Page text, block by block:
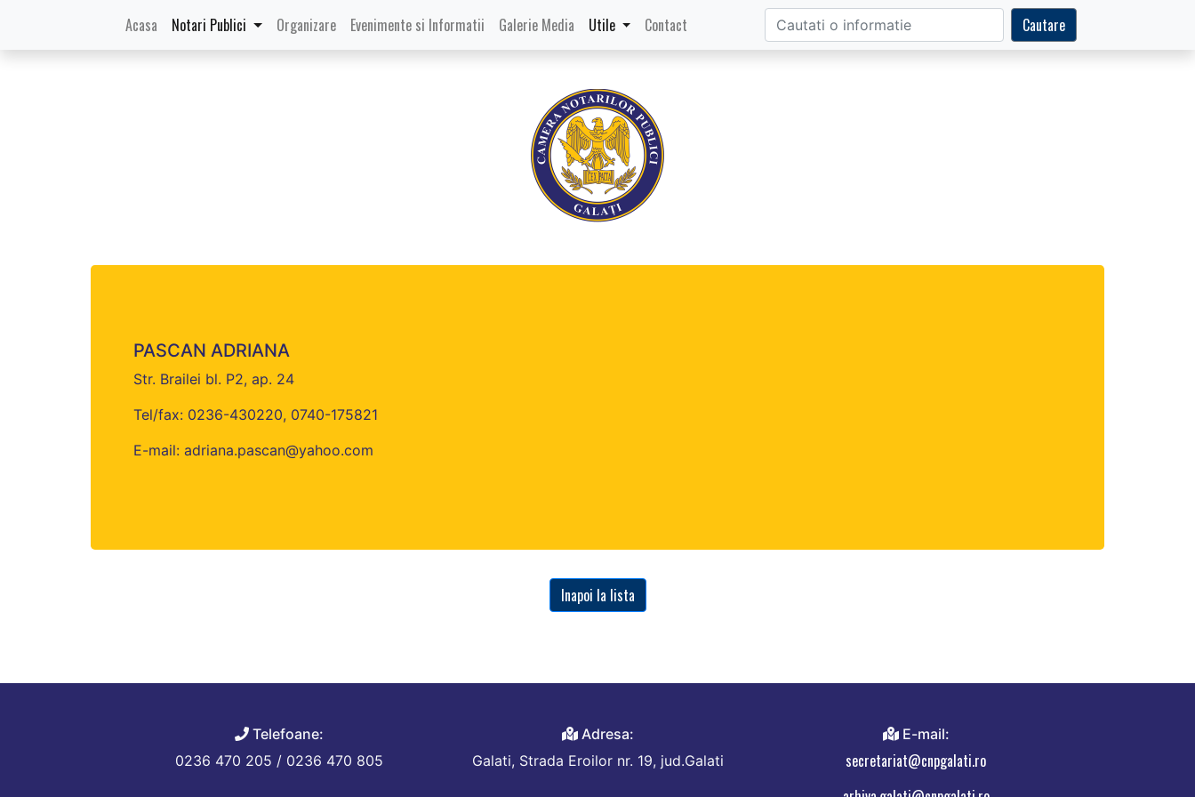
Acasa (current)
Notari Publici Organizare Evenimente si Informatii Galerie Media Utile Contact Cautare
PASCAN ADRIANA
Str. Brailei bl. P2, ap. 24
Tel/fax: 0236-430220, 0740-175821
E-mail: adriana.pascan@yahoo.com
Inapoi la lista
Telefoane:
0236 470 205 / 0236 470 805
Adresa:
Galati, Strada Eroilor nr. 19, jud.Galati
E-mail:
secretariat@cnpgalati.ro